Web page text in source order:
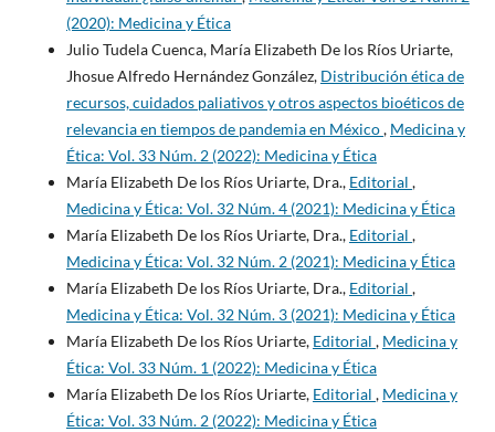
(2020): Medicina y Ética
Julio Tudela Cuenca, María Elizabeth De los Ríos Uriarte,
Jhosue Alfredo Hernández González, Distribución ética de
recursos, cuidados paliativos y otros aspectos bioéticos de
relevancia en tiempos de pandemia en México, Medicina y
Ética: Vol. 33 Núm. 2 (2022): Medicina y Ética
María Elizabeth De los Ríos Uriarte, Dra., Editorial ,
Medicina y Ética: Vol. 32 Núm. 4 (2021): Medicina y Ética
María Elizabeth De los Ríos Uriarte, Dra., Editorial ,
Medicina y Ética: Vol. 32 Núm. 2 (2021): Medicina y Ética
María Elizabeth De los Ríos Uriarte, Dra., Editorial ,
Medicina y Ética: Vol. 32 Núm. 3 (2021): Medicina y Ética
María Elizabeth De los Ríos Uriarte, Editorial , Medicina y
Ética: Vol. 33 Núm. 1 (2022): Medicina y Ética
María Elizabeth De los Ríos Uriarte, Editorial , Medicina y
Ética: Vol. 33 Núm. 2 (2022): Medicina y Ética